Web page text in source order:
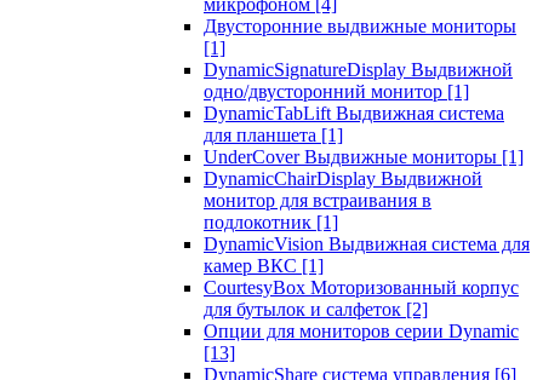
микрофоном [4]
Двусторонние выдвижные мониторы
[1]
DynamicSignatureDisplay Выдвижной
одно/двусторонний монитор [1]
DynamicTabLift Выдвижная система
для планшета [1]
UnderCover Выдвижные мониторы [1]
DynamicChairDisplay Выдвижной
монитор для встраивания в
подлокотник [1]
DynamicVision Выдвижная система для
камер ВКС [1]
CourtesyBox Моторизованный корпус
для бутылок и салфеток [2]
Опции для мониторов серии Dynamic
[13]
DynamicShare система управления [6]